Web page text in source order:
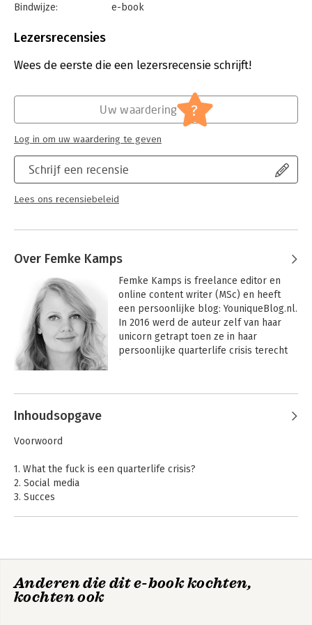
- The Subtle Art of Not Giving a F*Ck - Mark Manson
Bindwijze:
e-book
Bestandsformaat:
Uitgever:
Uitgeverij Thema
Hoofdrubriek: Persoonlijke effectiviteit
Lezersrecensies
Wees de eerste die een lezersrecensie schrijft!
Schrijf een recensie
Lees ons recensiebeleid
Uw waardering ?
Log in om uw waardering te geven
Over Femke Kamps
Femke Kamps is freelance editor en
online content writer (MSc) en heeft
een persoonlijke blog: YouniqueBlog.nl.
In 2016 werd de auteur zelf van haar
unicorn getrapt toen ze in haar
persoonlijke quarterlife crisis terecht
Met Fuck the quarterlife crisis hoopt ze
heeft geleerd, dan is het wel om het
leven met een korreltje zout te nemen.
Andere boeken door Femke Kamps
crisis
Inhoudsopgave
Voorwoord
1. What the fuck is een quarterlife crisis?
2. Social media
3. Succes
Dankwoord
Anderen die dit e-book kochten,
kochten ook